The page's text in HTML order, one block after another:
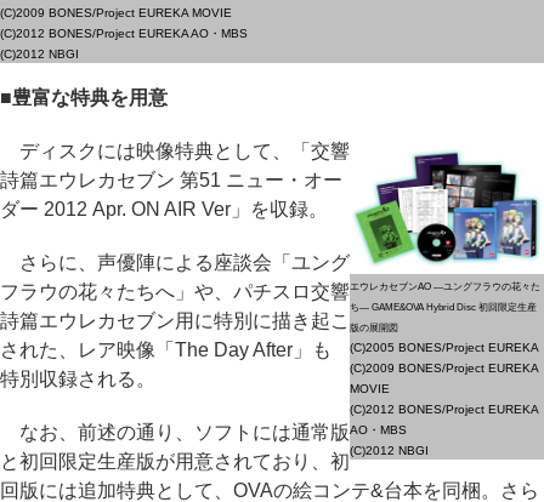
(C)2009 BONES/Project EUREKA MOVIE
(C)2012 BONES/Project EUREKA AO・MBS
(C)2012 NBGI
■豊富な特典を用意
エウレカセブンAO ―ユングフラウの花々た
ち― GAME&OVA Hybrid Disc 初回限定生産
版の展開図
(C)2005 BONES/Project EUREKA
(C)2009 BONES/Project EUREKA
MOVIE
(C)2012 BONES/Project EUREKA
AO・MBS
(C)2012 NBGI
ディスクには映像特典として、「交響
詩篇エウレカセブン 第51 ニュー・オー
ダー 2012 Apr. ON AIR Ver」を収録。
さらに、声優陣による座談会「ユング
フラウの花々たちへ」や、パチスロ交響
詩篇エウレカセブン用に特別に描き起こ
された、レア映像「The Day After」も
特別収録される。
なお、前述の通り、ソフトには通常版
と初回限定生産版が用意されており、初
回版には追加特典として、OVAの絵コンテ&台本を同梱。さら